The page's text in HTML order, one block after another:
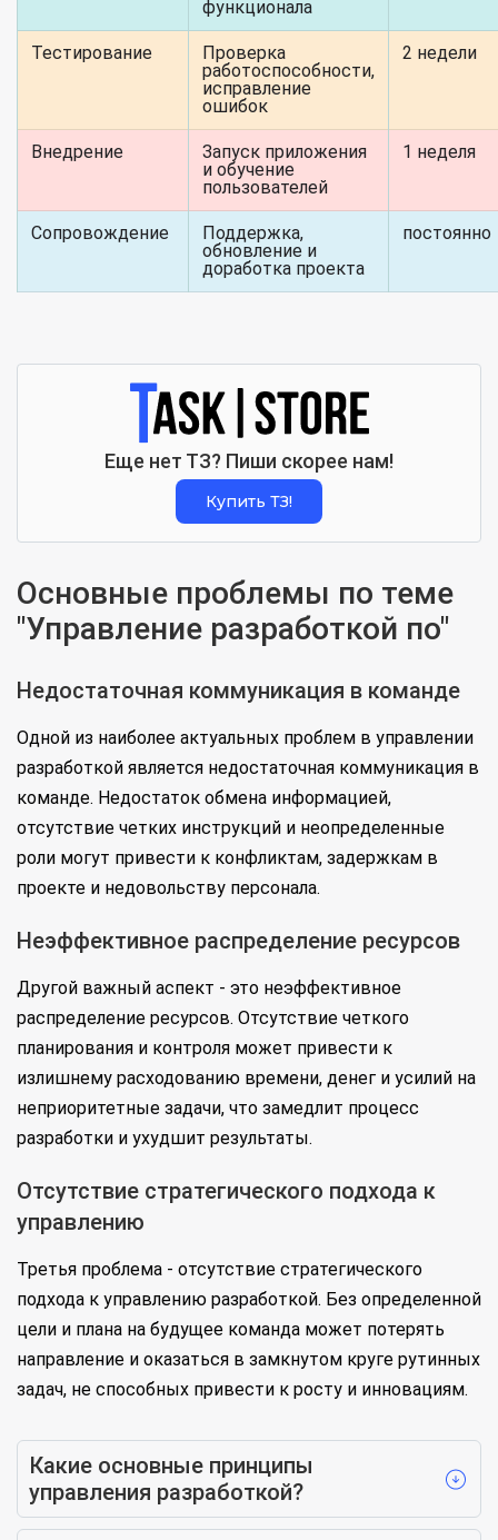
функционала
Тестирование
Проверка
работоспособности,
исправление
ошибок
2 недели
Внедрение
Запуск приложения
и обучение
пользователей
1 неделя
Сопровождение
Поддержка,
обновление и
доработка проекта
постоянно
Еще нет ТЗ? Пиши скорее нам!
Купить ТЗ!
Основные проблемы по теме
"Управление разработкой по"
Недостаточная коммуникация в команде
Одной из наиболее актуальных проблем в управлении
разработкой является недостаточная коммуникация в
команде. Недостаток обмена информацией,
отсутствие четких инструкций и неопределенные
роли могут привести к конфликтам, задержкам в
проекте и недовольству персонала.
Неэффективное распределение ресурсов
Другой важный аспект - это неэффективное
распределение ресурсов. Отсутствие четкого
планирования и контроля может привести к
излишнему расходованию времени, денег и усилий на
неприоритетные задачи, что замедлит процесс
разработки и ухудшит результаты.
Отсутствие стратегического подхода к
управлению
Третья проблема - отсутствие стратегического
подхода к управлению разработкой. Без определенной
цели и плана на будущее команда может потерять
направление и оказаться в замкнутом круге рутинных
задач, не способных привести к росту и инновациям.
Какие основные принципы
управления разработкой?